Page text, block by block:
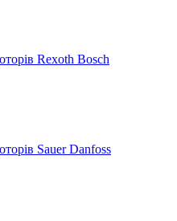
Rexoth Bosch
Sauer Danfoss